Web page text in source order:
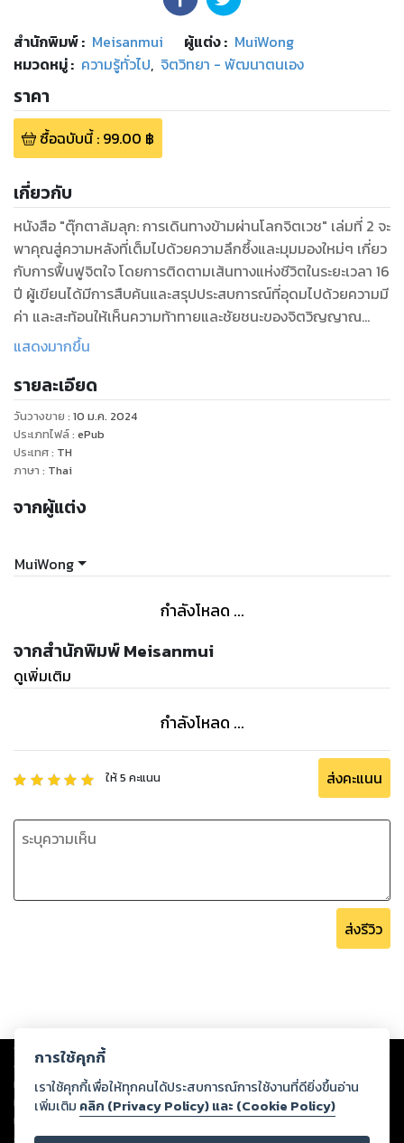
สำนักพิมพ์: Meisanmui ผู้แต่ง : MuiWong
หมวดหมู่: ความรู้ทั่วไป, จิตวิทยา - พัฒนาตนเอง
ราคา
ซื้อฉบับนี้: 99.00 ฿
เกี่ยวกับ
หนังสือ "ตุ๊กตาล้มลุก: การเดินทางข้ามผ่านโลกจิตเวช" เล่มที่ 2 จะ
พาคุณสู่ความหลังที่เต็มไปด้วยความลึกซึ้งและมุมมองใหม่ๆ เกี่ยว
กับการฟื้นฟูจิตใจ โดยการติดตามเส้นทางแห่งชีวิตในระยะเวลา 16
ปี ผู้เขียนได้มีการสืบค้นและสรุปประสบการณ์ที่อุดมไปด้วยความมี
ค่า และสะท้อนให้เห็นความท้าทายและชัยชนะของจิตวิญญาณ
เหนือความทุกข์ยากทางจิตใจ
เล่มแรกถูกปลดปล่อยออกมาในฐานะเอกสารคุณค่าที่บันทึกเรื่อง
ราวแห่งจุดเริ่มต้นนี้ เล่มที่ 2 พร้อมนำเสนอเนื้อหาที่สอดคล้องกับ
ความเข้าใจปัจจุบันโดยไม่สูญเสียความสำคัญของความกล้าหาญ
ในการเผชิญหน้ากับโรคทางจิตเวชและการรับมือกับการเยียวยาที่
ไม่รู้จบ
ผู้อ่านทุกคนไม่ว่าจะเป็นคนที่ยังใหม่หรือคนที่ติดตามมาตลอด ที่
พบว่าเล่มที่ 2 เป็นตำราแห่งวิสัยทัศน์ที่เปลี่ยนไปในทางที่ดีขึ้น ส่ง
ได้ผ่านการเปลี่ยนแปลงจากภายในจิตวิญญาณ
การเข้าใจพื้นฐานและประวัติศาสตร์ของเรื่องราวตลอดจน
พัฒนาการของผู้เขียนเอง ทั้งประสบการณ์ที่ได้เผชิญในการรักษา
น้อย เพื่อเป็นการเตรียมพร้อมสำหรับการอ่านเล่มที่ 2 ที่นำเสนอ
ความเข้าใจที่ลึกซึ้งขึ้น ถึงแม้ว่าเล่มที่ 2 จะมีการออกแบบมาให้อ่าน
ได้แยกต่างหากก็ตาม
ความเข้าใจตั้งแต่จุดเริ่มต้นจนถึงการเปลี่ยนแปลงที่ผ่านมา เพื่อให้
พลังและให้แง่คิดอย่างมากมาย.
เล่มแรก "ตุ๊กตาล้มลุก" นั้นถูกยกขึ้นให้เป็นมากกว่าเพียงเรื่องราว
ดิ้นรนและการไต่สวนตนเอง.
แสดงมากขึ้น
รายละเอียด
วันวางขาย : 10 ม.ค. 2024
ประเภทไฟล์: ePub
ประเทศ: TH
ภาษา : Thai
จากผู้แต่ง
MuiWong
กำลังโหลด ...
จากสำนักพิมพ์ Meisanmui
ดูเพิ่มเติม
กำลังโหลด ...
ให้5 คะแนน ส่งคะแนน
ส่งรีวิว
Copyright © 2026
ต่อผลงานหรือเนื้อหาใดที่อัปโหลดผ่านเว็บไซต์และปรากฏว่าละเมิดสิทธิใน
ทรัพย์สินทางปัญญาของบุคคลอื่นหรือขัดต่อกฎหมายและศีลธรรม ดังนั้น ผู้อ่าน
ทุกท่านโปรดใช้วิจารณญาณในการกลั่นกรองด้วยตนเอง และหากท่านพบว่าส่วน
หนึ่งส่วนใดขัดต่อกฎหมายและศีลธรรม กรุณาแจ้งมายังบริษัท เพื่อทีมงานจะได้
ดำเนินการในทันที ทั้งนี้ ทางสตอรี่ล็อกขอสงวนลิขสิทธิ์ตามพระราชบัญญัติ
การใช้คุกกี้
เราใช้คุกกี้เพื่อให้ทุกคนได้ประสบการณ์การใช้งานที่ดียิ่งขึ้นอ่าน
เพิ่มเติม คลิก (Privacy Policy) และ (Cookie Policy)